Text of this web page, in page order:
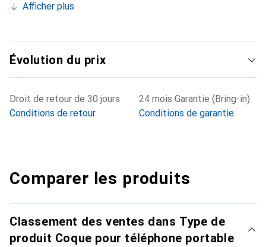
Afficher plus
Évolution du prix
Droit de retour de 30 jours
Conditions de retour
24 mois Garantie (Bring-in)
Conditions de garantie
Comparer les produits
Classement des ventes dans Type de
produit Coque pour téléphone portable